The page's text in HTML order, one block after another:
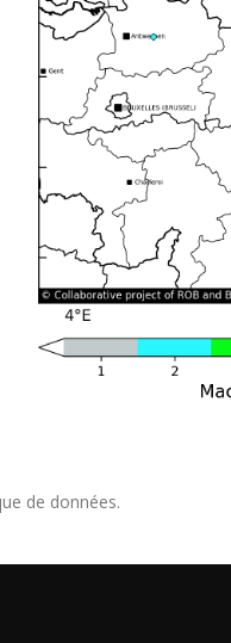
de données.